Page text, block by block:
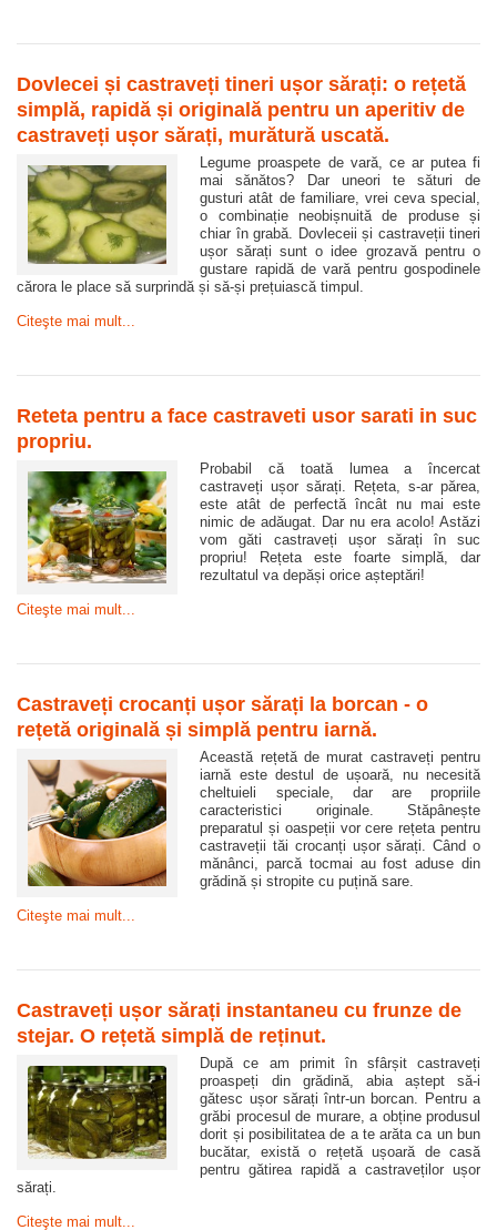
Dovlecei și castraveți tineri ușor sărați: o rețetă
simplă, rapidă și originală pentru un aperitiv de
castraveți ușor sărați, murătură uscată.
Legume proaspete de vară, ce ar putea fi
mai sănătos? Dar uneori te sături de
gusturi atât de familiare, vrei ceva special,
o combinație neobișnuită de produse și
chiar în grabă. Dovleceii și castraveții tineri
ușor sărați sunt o idee grozavă pentru o
gustare rapidă de vară pentru gospodinele
cărora le place să surprindă și să-și prețuiască timpul.
Citeşte mai mult...
Reteta pentru a face castraveti usor sarati in suc
propriu.
Probabil că toată lumea a încercat
castraveți ușor sărați. Rețeta, s-ar părea,
este atât de perfectă încât nu mai este
nimic de adăugat. Dar nu era acolo! Astăzi
vom găti castraveți ușor sărați în suc
propriu! Rețeta este foarte simplă, dar
rezultatul va depăși orice așteptări!
Citeşte mai mult...
Castraveți crocanți ușor sărați la borcan - o
rețetă originală și simplă pentru iarnă.
Această rețetă de murat castraveți pentru
iarnă este destul de ușoară, nu necesită
cheltuieli speciale, dar are propriile
caracteristici originale. Stăpânește
preparatul și oaspeții vor cere rețeta pentru
castraveții tăi crocanți ușor sărați. Când o
mănânci, parcă tocmai au fost aduse din
grădină și stropite cu puțină sare.
Citeşte mai mult...
Castraveți ușor sărați instantaneu cu frunze de
stejar. O rețetă simplă de reținut.
După ce am primit în sfârșit castraveți
proaspeți din grădină, abia aștept să-i
gătesc ușor sărați într-un borcan. Pentru a
grăbi procesul de murare, a obține produsul
dorit și posibilitatea de a te arăta ca un bun
bucătar, există o rețetă ușoară de casă
pentru gătirea rapidă a castraveților ușor
sărați.
Citeşte mai mult...